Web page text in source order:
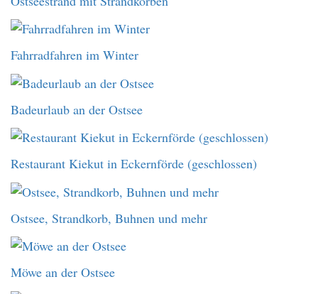
Fahrradfahren im Winter
Badeurlaub an der Ostsee
Restaurant Kiekut in Eckernförde (geschlossen)
Ostsee, Strandkorb, Buhnen und mehr
Möwe an der Ostsee